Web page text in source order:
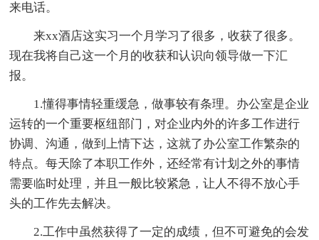
来电话。
来xx酒店这实习一个月学习了很多，收获了很多。
现在我将自己这一个月的收获和认识向领导做一下汇
报。
1.懂得事情轻重缓急，做事较有条理。办公室是企业
运转的一个重要枢纽部门，对企业内外的许多工作进行
协调、沟通，做到上情下达，这就了办公室工作繁杂的
特点。每天除了本职工作外，还经常有计划之外的事情
需要临时处理，并且一般比较紧急，让人不得不放心手
头的工作先去解决。
2.工作中虽然获得了一定的成绩，但不可避免的会发